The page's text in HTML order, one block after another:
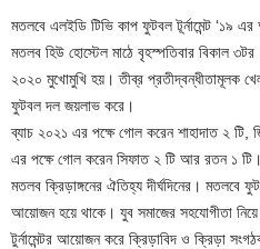
মতলবে এলইডি টিভি কাপ ফুটবল টূর্নামেন্ট ‘১৯
মতলব হিউ হোস্টেল মাঠে বৃহস্পতিবার বিকাল
২০২০ মুখোমুখি হয়। তীব্র প্রতীদ্বন্ধীতামূলক
ফুটবল দল জয়লাভ করে।
ব্যাচ ২০২১ এর পক্ষে গোল করেন শাহাদাত ২ টি,
এর পক্ষে গোল করেন সিফাত ২ টি আর রতন ১ টি।
মতলব ক্রিড়াঙ্গনের ঐতিহ্য দীর্ঘদিনের। মতলবে
আয়োজন হয়ে থাকে। যুব সমাজের সহযোগীতা
টুর্নামেন্টর আয়োজন করে ক্রিড়াবিদ ও ক্রিড়া